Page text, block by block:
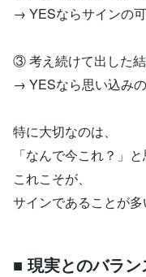
→ YESならサインの
③ 考え続けて出した
→ YESなら思い込み
特に大切なのは、
「なんで今これ？」
これこそが、
サインであることが多
■ 現実とのバラ